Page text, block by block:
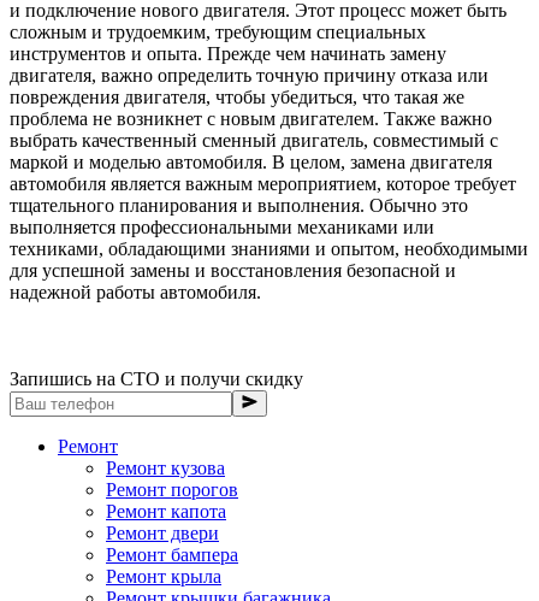
и подключение нового двигателя. Этот процесс может быть
сложным и трудоемким, требующим специальных
инструментов и опыта. Прежде чем начинать замену
двигателя, важно определить точную причину отказа или
повреждения двигателя, чтобы убедиться, что такая же
проблема не возникнет с новым двигателем. Также важно
выбрать качественный сменный двигатель, совместимый с
маркой и моделью автомобиля. В целом, замена двигателя
автомобиля является важным мероприятием, которое требует
тщательного планирования и выполнения. Обычно это
выполняется профессиональными механиками или
техниками, обладающими знаниями и опытом, необходимыми
для успешной замены и восстановления безопасной и
надежной работы автомобиля.
Запишись на СТО и получи скидку
Ремонт
Ремонт кузова
Ремонт порогов
Ремонт капота
Ремонт двери
Ремонт бампера
Ремонт крыла